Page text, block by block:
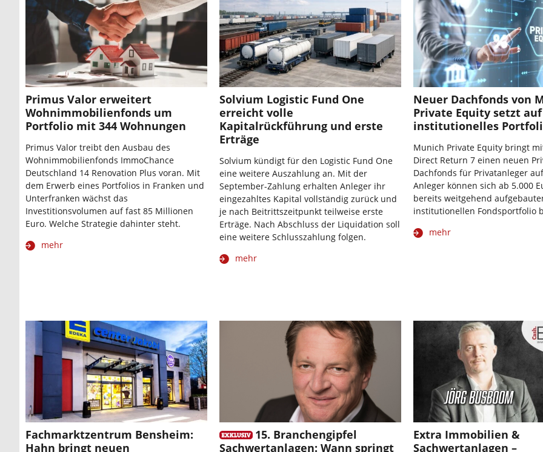
Primus Valor erweitert
Wohnimmobilienfonds um
Portfolio mit 344 Wohnungen
Primus Valor treibt den Ausbau des
Wohnimmobilienfonds ImmoChance
Deutschland 14 Renovation Plus voran. Mit
dem Erwerb eines Portfolios in Franken und
Unterfranken wächst das
Investitionsvolumen auf fast 85 Millionen
Euro. Welche Strategie dahinter steht.
mehr
Solvium Logistic Fund One
erreicht volle
Kapitalrückführung und erste
Erträge
Solvium kündigt für den Logistic Fund One
eine weitere Auszahlung an. Mit der
September-Zahlung erhalten Anleger ihr
eingezahltes Kapital vollständig zurück und
je nach Beitrittszeitpunkt teilweise erste
Erträge. Nach Abschluss der Liquidation soll
eine weitere Schlusszahlung folgen.
mehr
Neuer Dachfonds von
Private Equity setzt auf
institutionelles
Munich Private Equity bringt
Direct Return 7 einen neuen
Dachfonds für Privatanleger
Anleger können sich ab 5.000
bereits weitgehend
institutionellen Fondsportfolio
mehr
Fachmarktzentrum Bensheim:
Hahn bringt neuen
15. Branchengipfel
Sachwertanlagen: Wann springt
Extra Immobilien &
Sachwertanlagen –